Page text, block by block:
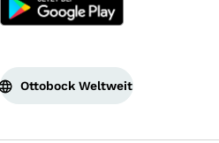
Ottobock Weltweit